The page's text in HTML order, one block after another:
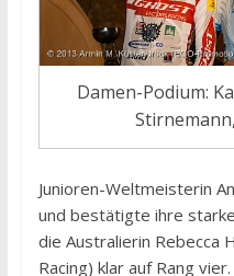
Damen-Podium:
Junioren-Weltmeisterin
und bestätigte ihre
die Australierin Rebecca
Racing) klar auf Rang vier.